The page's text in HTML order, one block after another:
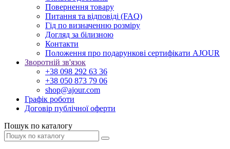
Повернення товару
Питання та відповіді (FAQ)
Гід по визначенню розміру
Догляд за білизною
Контакти
Положення про подарункові сертифікати AJOUR
Зворотній зв'язок
+38 098 292 63 36
+38 050 873 79 06
shop@ajour.com
Графік роботи
Договір публічної оферти
Пошук по каталогу